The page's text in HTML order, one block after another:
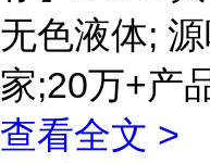
无色液体;
家;20万+产
查看全文 >